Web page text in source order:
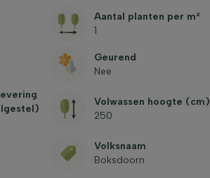
Aantal planten per m²
1
Geurend
Nee
Volwassen hoogte (cm)
250
Volksnaam
Boksdoorn